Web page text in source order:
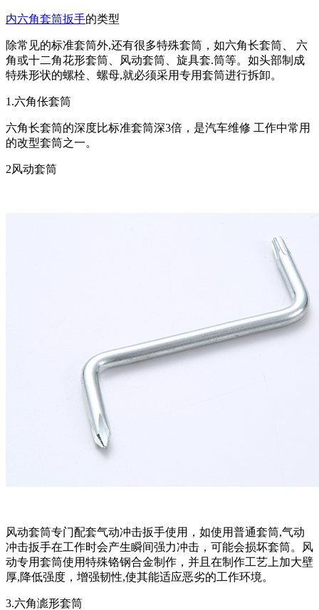
内六角套筒扳手的类型
除常见的标准套筒外,还有很多特殊套筒，如六角长套筒、 六
角或十二角花形套筒、风动套筒、旋具套.筒等。如头部制成
特殊形状的螺栓、螺母,就必须采用专用套筒进行拆卸。
1.六角伥套筒
六角长套筒的深度比标准套筒深3倍，是汽车维修 工作中常用
的改型套筒之一。
2风动套筒
风动套筒专门配套气动冲击扳手使用，如使用普通套筒,气动
冲击扳手在工作时会产生瞬间强力冲击，可能会损坏套筒。风
动专用套筒使用特殊铬钢合金制作，并且在制作工艺上加大壁
厚,降低强度，增强韧性,使其能适应恶劣的工作环境。
3.六角滮形套筒